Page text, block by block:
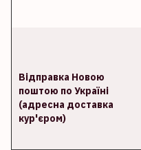
Відправка Новою
поштою по Україні
(адресна доставка
кур'єром)